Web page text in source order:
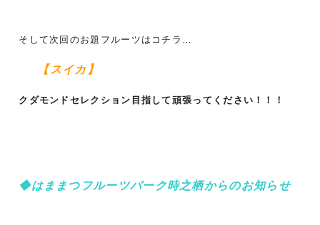
そして次回のお題フルーツはコチラ…
【スイカ】
クダモンドセレクション目指して頑張ってください！！！
◆はままつフルーツパーク時之栖からのお知らせ